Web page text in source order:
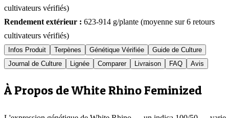
cultivateurs vérifiés)
Rendement extérieur : 623-914 g/plante (moyenne sur6 retours
cultivateurs vérifiés)
Infos Produit Terpènes Génétique Vérifiée
Guide de Culture
Journal de Culture
Lignée Comparer Livraison FAQ Avis
À Propos de White Rhino Feminized